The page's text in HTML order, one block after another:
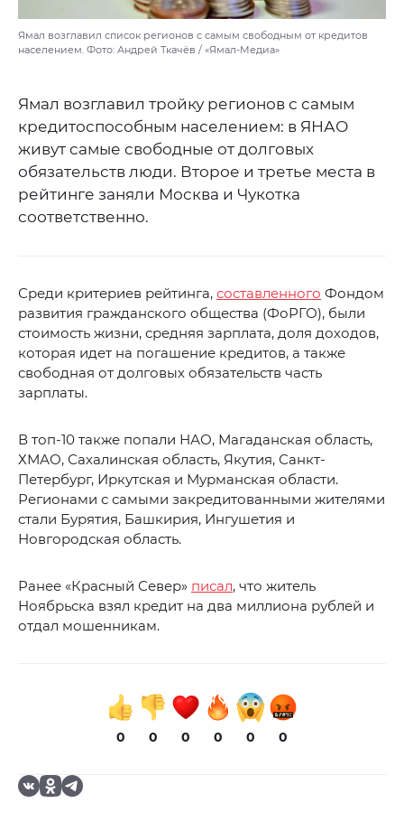
Ямал возглавил список регионов с самым свободным от кредитов
населением. Фото: Андрей Ткачёв / «Ямал-Медиа»
Ямал возглавил тройку регионов с самым
кредитоспособным населением: в ЯНАО
живут самые свободные от долговых
обязательств люди. Второе и третье места в
рейтинге заняли Москва и Чукотка
соответственно.
Среди критериев рейтинга, составленного Фондом
развития гражданского общества (ФоРГО), были
стоимость жизни, средняя зарплата, доля доходов,
которая идет на погашение кредитов, а также
свободная от долговых обязательств часть
зарплаты.
В топ-10 также попали НАО, Магаданская область,
ХМАО, Сахалинская область, Якутия, Санкт-
Петербург, Иркутская и Мурманская области.
Регионами с самыми закредитованными жителями
стали Бурятия, Башкирия, Ингушетия и
Новгородская область.
Ранее «Красный Север» писал, что житель
Ноябрьска взял кредит на два миллиона рублей и
отдал мошенникам.
0 0 0 0 0 0